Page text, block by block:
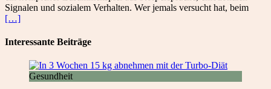
Signalen und sozialem Verhalten. Wer jemals versucht hat, beim
[…]
Interessante Beiträge
Gesundheit